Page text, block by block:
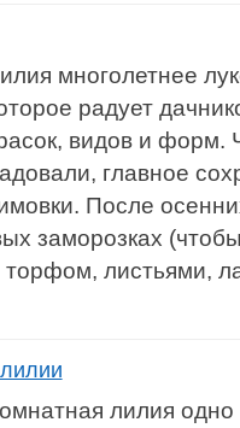
многолетнее
радует
видов и форм.
главное
После
заморозках
листьями,
лилия